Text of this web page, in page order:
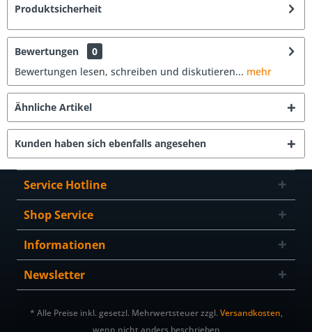
Produktsicherheit
Bewertungen
0
Bewertungen lesen, schreiben und diskutieren... mehr
Ähnliche Artikel
Kunden haben sich ebenfalls angesehen
Service Hotline
Shop Service
Informationen
Newsletter
* Alle Preise inkl. gesetzl. Mehrwertsteuer zzgl.Versandkosten,